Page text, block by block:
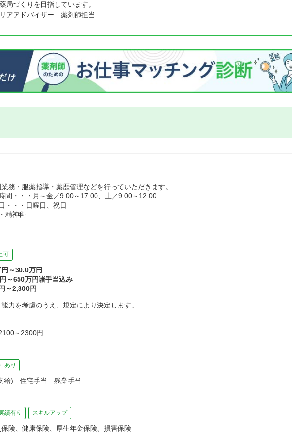
局づくりを目指しています。
アアドバイザー 薬剤師担当
務・服薬指導・薬歴管理などを行っていただきます。
間・・・月～金／9:00～17:00、土／9:00～12:00
・・・日曜日、祝日
精神科
可
円～30.0万円
～650万円諸手当込み
～2,300円
力を考慮のうえ、規定により決定します。
～2300円
あり
給) 住宅手当 残業手当
績有り スキルアップ
険、健康保険、厚生年金保険、損害保険